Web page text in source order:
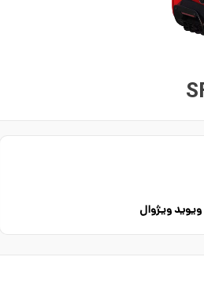
ویوید ویژوال